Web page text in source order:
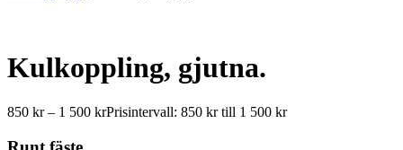
Kulkoppling, gjutna.
850 kr – 1 500 krPrisintervall: 850 kr till 1 500 kr